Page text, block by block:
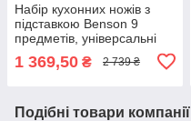
Набір кухонних ножів з
підставкою Benson 9
предметів, універсальні
нержавіючої сталі
1 369,50 ₴ 2 739 ₴
Подібні товари компанії